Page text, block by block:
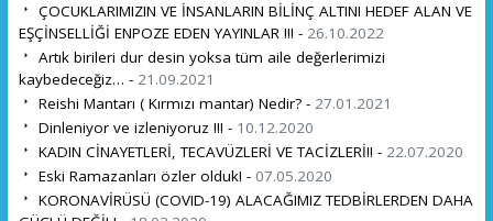
ÇOCUKLARIMIZIN VE İNSANLARIN BİLİNÇ ALTINI HEDEF ALAN VE
EŞÇİNSELLİĞİ ENPOZE EDEN YAYINLAR !!! - 26.10.2022
Artık birileri dur desin yoksa tüm aile değerlerimizi
kaybedeceğiz… - 21.09.2021
Reishi Mantarı ( Kırmızı mantar) Nedir? - 27.01.2021
Dinleniyor ve izleniyoruz !!! - 10.12.2020
KADIN CİNAYETLERİ, TECAVÜZLERİ VE TACİZLERİ!! - 22.07.2020
Eski Ramazanları özler olduk! - 07.05.2020
KORONAVİRÜSÜ (COVID-19) ALACAĞIMIZ TEDBİRLERDEN DAHA